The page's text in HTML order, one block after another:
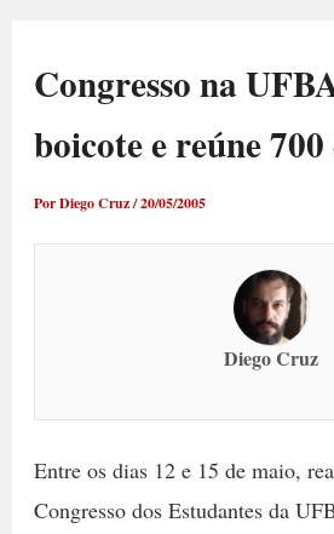
Congresso na
boicote e reúne
PorDiego Cruz/20/05/2005
Diego Cruz
Entre os dias 12 e 15 de maio,
Congresso dos Estudantes da